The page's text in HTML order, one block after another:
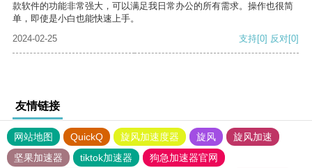
款软件的功能非常强大，可以满足我日常办公的所有需求。操作也很简
单，即使是小白也能快速上手。
2024-02-25
支持[0] 反对[0]
友情链接
网站地图 QuickQ 旋风加速度器 旋风
旋风加速
坚果加速器
tiktok加速器
狗急加速器官网